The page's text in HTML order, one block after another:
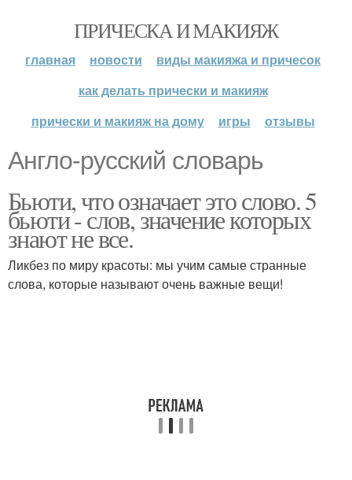
ПРИЧЕСКА И МАКИЯЖ
главная новости
виды макияжа и причесок
как делать прически и макияж
прически и макияж на дому
игры отзывы
Англо-русский словарь
Бьюти, что означает это слово. 5
бьюти - слов, значение которых
знают не все.
Ликбез по миру красоты: мы учим самые странные
слова, которые называют очень важные вещи!